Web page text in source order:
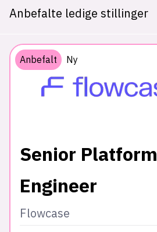
Anbefalte ledige stillinger
Anbefalt Ny
Senior Platform
Engineer
Flowcase